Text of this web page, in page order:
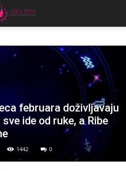
februara doživljavaju
ide od ruke, a Ribe
1442 0